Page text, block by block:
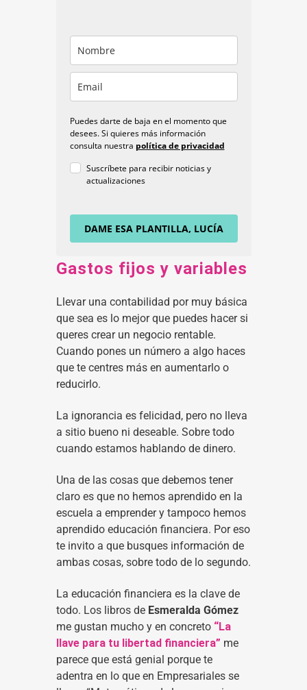
Puedes darte de baja en el momento que
desees. Si quieres más información
consulta nuestra política de privacidad
Suscríbete para recibir noticias y
actualizaciones
DAME ESA PLANTILLA, LUCÍA
Gastos fijos y variables
Llevar una contabilidad por muy básica
que sea es lo mejor que puedes hacer si
queres crear un negocio rentable.
Cuando pones un número a algo haces
que te centres más en aumentarlo o
reducirlo.
La ignorancia es felicidad, pero no lleva
a sitio bueno ni deseable. Sobre todo
cuando estamos hablando de dinero.
Una de las cosas que debemos tener
claro es que no hemos aprendido en la
escuela a emprender y tampoco hemos
aprendido educación financiera. Por eso
te invito a que busques información de
ambas cosas, sobre todo de lo segundo.
La educación financiera es la clave de
todo. Los libros de Esmeralda Gómez
me gustan mucho y en concreto “La
llave para tu libertad financiera” me
parece que está genial porque te
adentra en lo que en Empresariales se